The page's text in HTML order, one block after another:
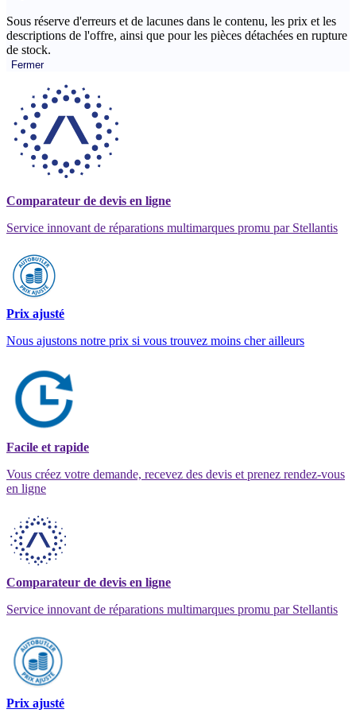
Sous réserve d'erreurs et de lacunes dans le contenu, les prix et les
descriptions de l'offre, ainsi que pour les pièces détachées en rupture
de stock.
Fermer
Comparateur de devis en ligne
Service innovant de réparations multimarques promu par Stellantis
Prix ajusté
Nous ajustons notre prix si vous trouvez moins cher ailleurs
Facile et rapide
Vous créez votre demande, recevez des devis et prenez rendez-vous
en ligne
Comparateur de devis en ligne
Service innovant de réparations multimarques promu par Stellantis
Prix ajusté